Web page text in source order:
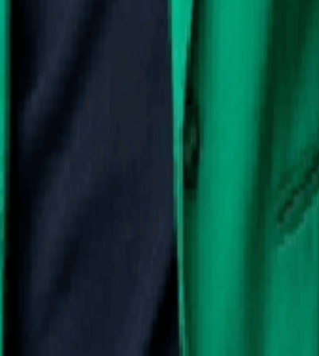
depuis 2023. Elle s'investit beaucoup pour notre